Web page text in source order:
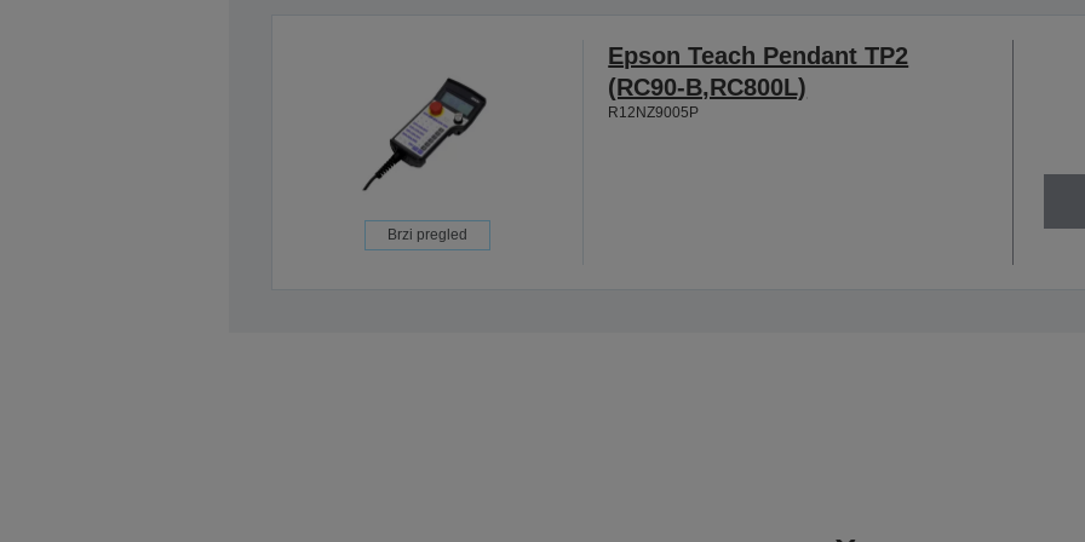
Brzi pregled
Epson Teach Pendant TP2
(RC90-B,RC800L)
R12NZ9005P